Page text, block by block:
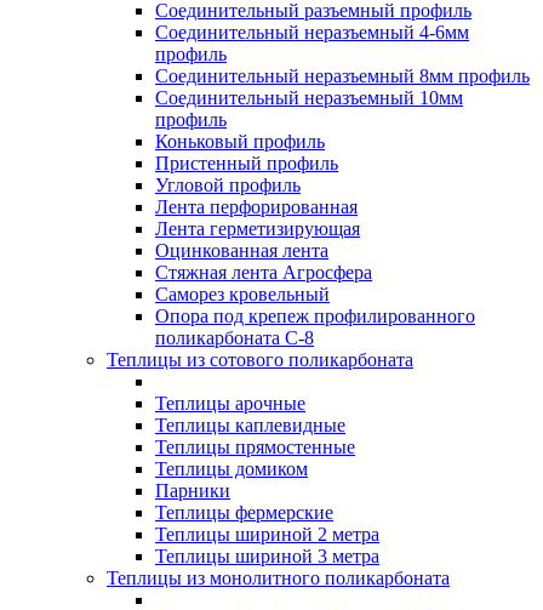
Соединительный разъемный профиль
Соединительный неразъемный 4-6мм
профиль
Соединительный неразъемный 8мм профиль
Соединительный неразъемный 10мм
профиль
Коньковый профиль
Пристенный профиль
Угловой профиль
Лента перфорированная
Лента герметизирующая
Оцинкованная лента
Стяжная лента Агросфера
Саморез кровельный
Опора под крепеж профилированного
поликарбоната С-8
Теплицы из сотового поликарбоната
Теплицы арочные
Теплицы каплевидные
Теплицы прямостенные
Теплицы домиком
Парники
Теплицы фермерские
Теплицы шириной 2 метра
Теплицы шириной 3 метра
Теплицы из монолитного поликарбоната